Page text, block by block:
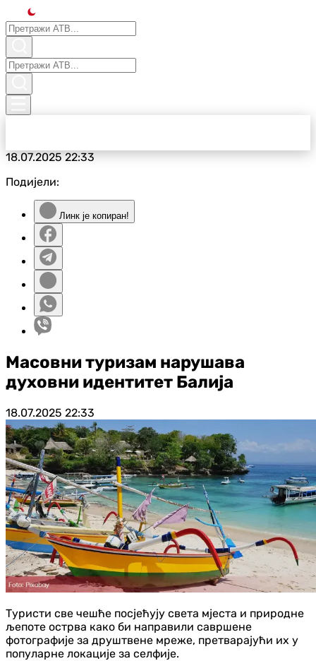
18.07.202522:33
Подијели:
Линк је копиран!
Масовни туризам нарушава
духовни идентитет Балија
18.07.2025 22:33
Туристи све чешће посјећују света мјеста и природне
љепоте острва како би направили савршене
фотографије за друштвене мреже, претварајући их у
популарне локације за селфије.